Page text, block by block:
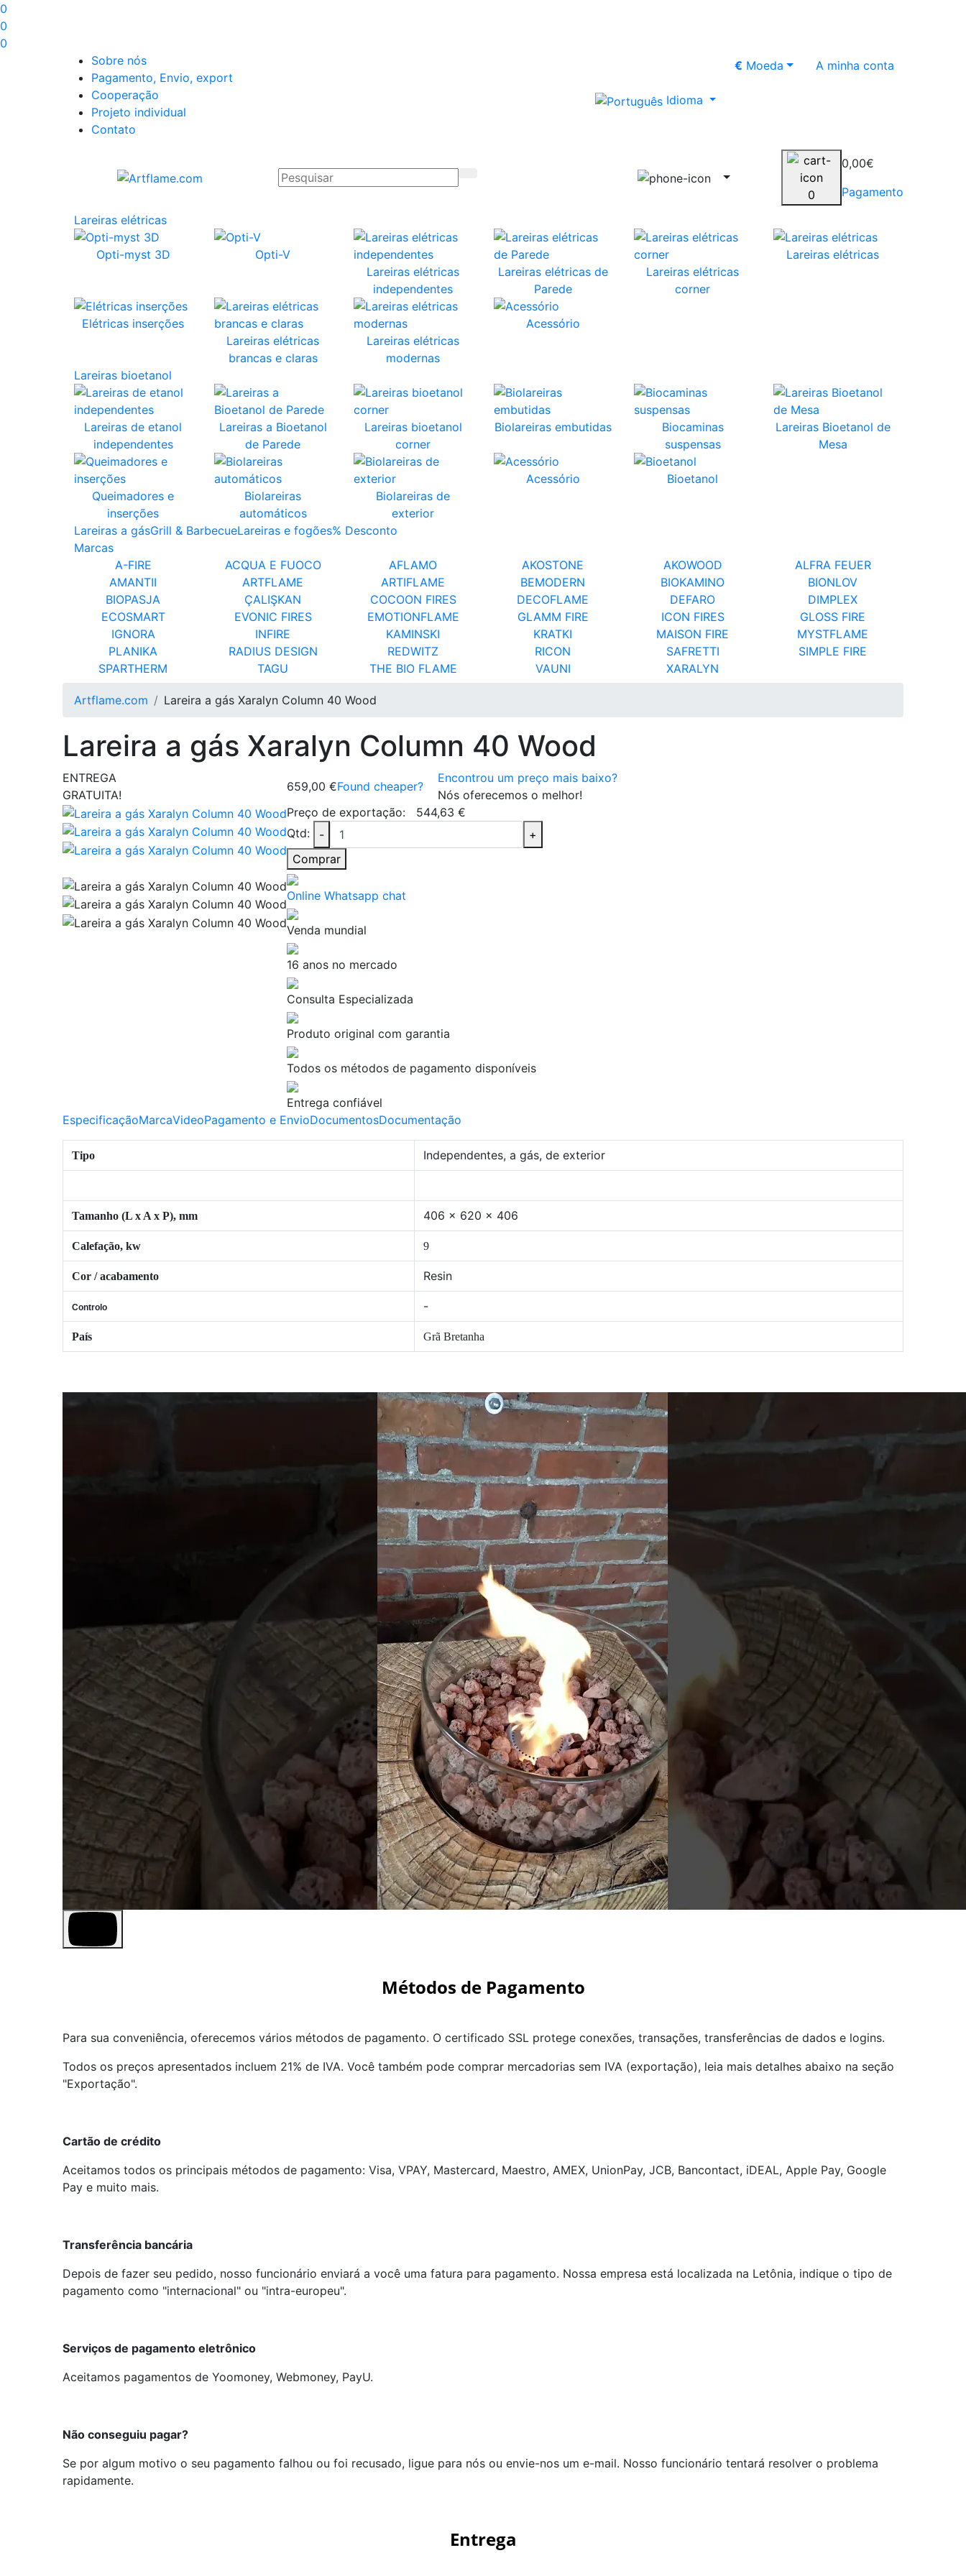
0
0
0
Sobre nós
Pagamento, Envio, export
Cooperação
Projeto individual
Contato
Idioma
€ Moeda A minha conta
0
0,00€
Pagamento
Lareiras elétricas
Opti-myst 3D
Opti-V
Lareiras elétricas
independentes
Lareiras elétricas de
Parede
Lareiras elétricas
corner
Lareiras elétricas
Elétricas inserções
Lareiras elétricas
brancas e claras
Lareiras elétricas
modernas
Acessório
Lareiras bioetanol
Lareiras de etanol
independentes
Lareiras a Bioetanol
de Parede
Lareiras bioetanol
corner
Biolareiras embutidas
Biocaminas
suspensas
Lareiras Bioetanol de
Mesa
Queimadores e
inserções
Biolareiras
automáticos
Biolareiras de
exterior
Acessório Bioetanol
Lareiras a gásGrill & BarbecueLareiras e fogões% Desconto
Marcas
A-FIRE
ACQUA E FUOCO AFLAMO AKOSTONE AKOWOOD
ALFRA FEUER
AMANTII
ARTFLAME ARTIFLAME BEMODERN BIOKAMINO
BIONLOV
BIOPASJA
ÇALIŞKAN COCOON FIRES DECOFLAME DEFARO
DIMPLEX
ECOSMART
EVONIC FIRES EMOTIONFLAME GLAMM FIRE ICON FIRES
GLOSS FIRE
IGNORA
INFIRE KAMINSKI KRATKI MAISON FIRE
MYSTFLAME
PLANIKA
RADIUS DESIGN REDWITZ RICON SAFRETTI
SIMPLE FIRE
SPARTHERM
TAGU THE BIO FLAME VAUNI XARALYN
Artflame.com Lareira a gás Xaralyn Column 40 Wood
Lareira a gás Xaralyn Column 40 Wood
ENTREGA
GRATUITA!
659,00 €Found cheaper?
Encontrou um preço mais baixo?
Nós oferecemos o melhor!
Preço de exportação:
544,63 €
Qtd:
-
+
Comprar
Online Whatsapp chat
Venda mundial
16 anos no mercado
Consulta Especializada
Produto original com garantia
Todos os métodos de pagamento disponíveis
Entrega confiável
EspecificaçãoMarcaVideoPagamento e EnvioDocumentosDocumentação
Tipo Independentes, a gás, de exterior
Tamanho (L x A x P), mm 406 x 620 x 406
Calefação, kw 9
Cor / acabamento Resin
Controlo -
País Grã Bretanha
Métodos de Pagamento
Para sua conveniência, oferecemos vários métodos de pagamento. O certificado SSL protege conexões, transações, transferências de dados e logins.
Todos os preços apresentados incluem 21% de IVA. Você também pode comprar mercadorias sem IVA (exportação), leia mais detalhes abaixo na seção
"Exportação".
Cartão de crédito
Aceitamos todos os principais métodos de pagamento: Visa, VPAY, Mastercard, Maestro, AMEX, UnionPay, JCB, Bancontact, iDEAL, Apple Pay, Google
Pay e muito mais.
Transferência bancária
Depois de fazer seu pedido, nosso funcionário enviará a você uma fatura para pagamento. Nossa empresa está localizada na Letônia, indique o tipo de
pagamento como "internacional" ou "intra-europeu".
Serviços de pagamento eletrônico
Aceitamos pagamentos de Yoomoney, Webmoney, PayU.
Não conseguiu pagar?
Se por algum motivo o seu pagamento falhou ou foi recusado, ligue para nós ou envie-nos um e-mail. Nosso funcionário tentará resolver o problema
rapidamente.
Entrega